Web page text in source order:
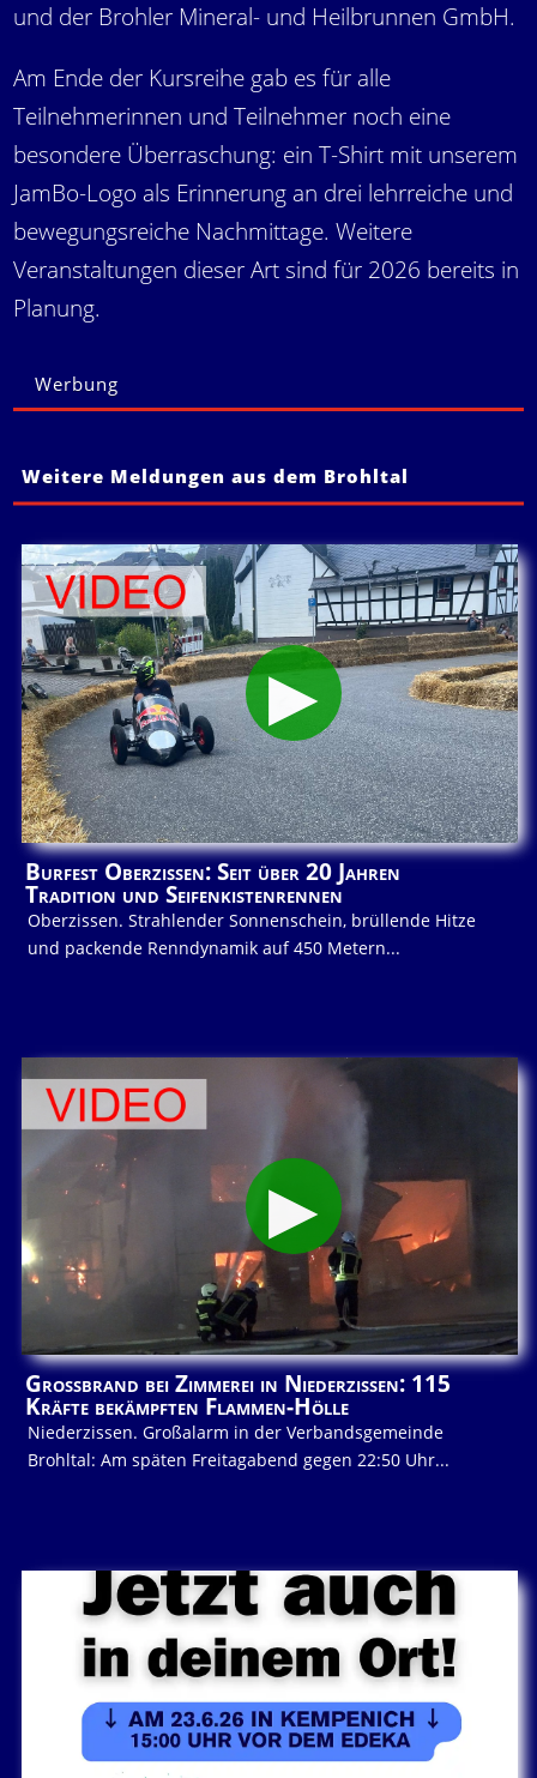
und der Brohler Mineral- und Heilbrunnen GmbH.
Am Ende der Kursreihe gab es für alle
Teilnehmerinnen und Teilnehmer noch eine
besondere Überraschung: ein T-Shirt mit unserem
JamBo-Logo als Erinnerung an drei lehrreiche und
bewegungsreiche Nachmittage. Weitere
Veranstaltungen dieser Art sind für 2026 bereits in
Planung.
Werbung
Weitere Meldungen aus dem Brohltal
Burfest Oberzissen: Seit über 20 Jahren
Tradition und Seifenkistenrennen
Oberzissen. Strahlender Sonnenschein, brüllende Hitze
und packende Renndynamik auf 450 Metern...
Großbrand bei Zimmerei in Niederzissen: 115
Kräfte bekämpften Flammen-Hölle
Niederzissen. Großalarm in der Verbandsgemeinde
Brohltal: Am späten Freitagabend gegen 22:50 Uhr...